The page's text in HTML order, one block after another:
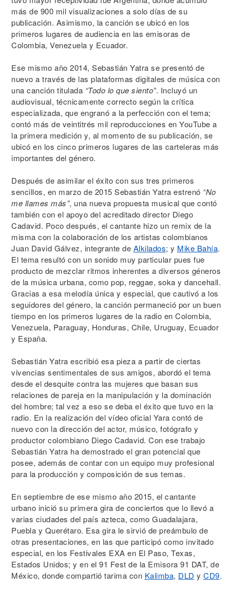
más de 900 mil visualizaciones a solo días de su
publicación. Asimismo, la canción se ubicó en los
primeros lugares de audiencia en las emisoras de
Colombia, Venezuela y Ecuador.
Ese mismo año 2014, Sebastián Yatra se presentó de
nuevo a través de las plataformas digitales de música con
una canción titulada “Todo lo que siento”. Incluyó un
audiovisual, técnicamente correcto según la crítica
especializada, que engranó a la perfección con el tema;
contó más de veintitrés mil reproducciones en YouTube a
la primera medición y, al momento de su publicación, se
ubicó en los cinco primeros lugares de las carteleras más
importantes del género.
Después de asimilar el éxito con sus tres primeros
sencillos, en marzo de 2015 Sebastián Yatra estrenó “No
me llames más”, una nueva propuesta musical que contó
también con el apoyo del acreditado director Diego
Cadavid. Poco después, el cantante hizo un remix de la
misma con la colaboración de los artistas colombianos
Juan David Gálvez, integrante de Alkilados; y Mike Bahía.
El tema resultó con un sonido muy particular pues fue
producto de mezclar ritmos inherentes a diversos géneros
de la música urbana, como pop, reggae, soka y dancehall.
Gracias a esa melodía única y especial, que cautivó a los
seguidores del género, la canción permaneció por un buen
tiempo en los primeros lugares de la radio en Colombia,
Venezuela, Paraguay, Honduras, Chile, Uruguay, Ecuador
y España.
Sebastián Yatra escribió esa pieza a partir de ciertas
vivencias sentimentales de sus amigos, abordó el tema
desde el desquite contra las mujeres que basan sus
relaciones de pareja en la manipulación y la dominación
del hombre; tal vez a eso se deba el éxito que tuvo en la
radio. En la realización del vídeo oficial Yara contó de
nuevo con la dirección del actor, músico, fotógrafo y
productor colombiano Diego Cadavid. Con ese trabajo
Sebastián Yatra ha demostrado el gran potencial que
posee, además de contar con un equipo muy profesional
para la producción y composición de sus temas.
En septiembre de ese mismo año 2015, el cantante
urbano inició su primera gira de conciertos que lo llevó a
varias ciudades del país azteca, como Guadalajara,
Puebla y Querétaro. Esa gira le sirvió de preámbulo de
otras presentaciones, en las que participó como invitado
especial, en los Festivales EXA en El Paso, Texas,
Estados Unidos; y en el 91 Fest de la Emisora 91 DAT, de
México, donde compartió tarima con Kalimba, DLD y CD9.